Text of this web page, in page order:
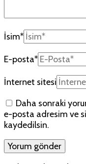
İsim*
E-posta*
İnternet sitesi
Daha sonraki
e-posta adresim ve
kaydedilsin.